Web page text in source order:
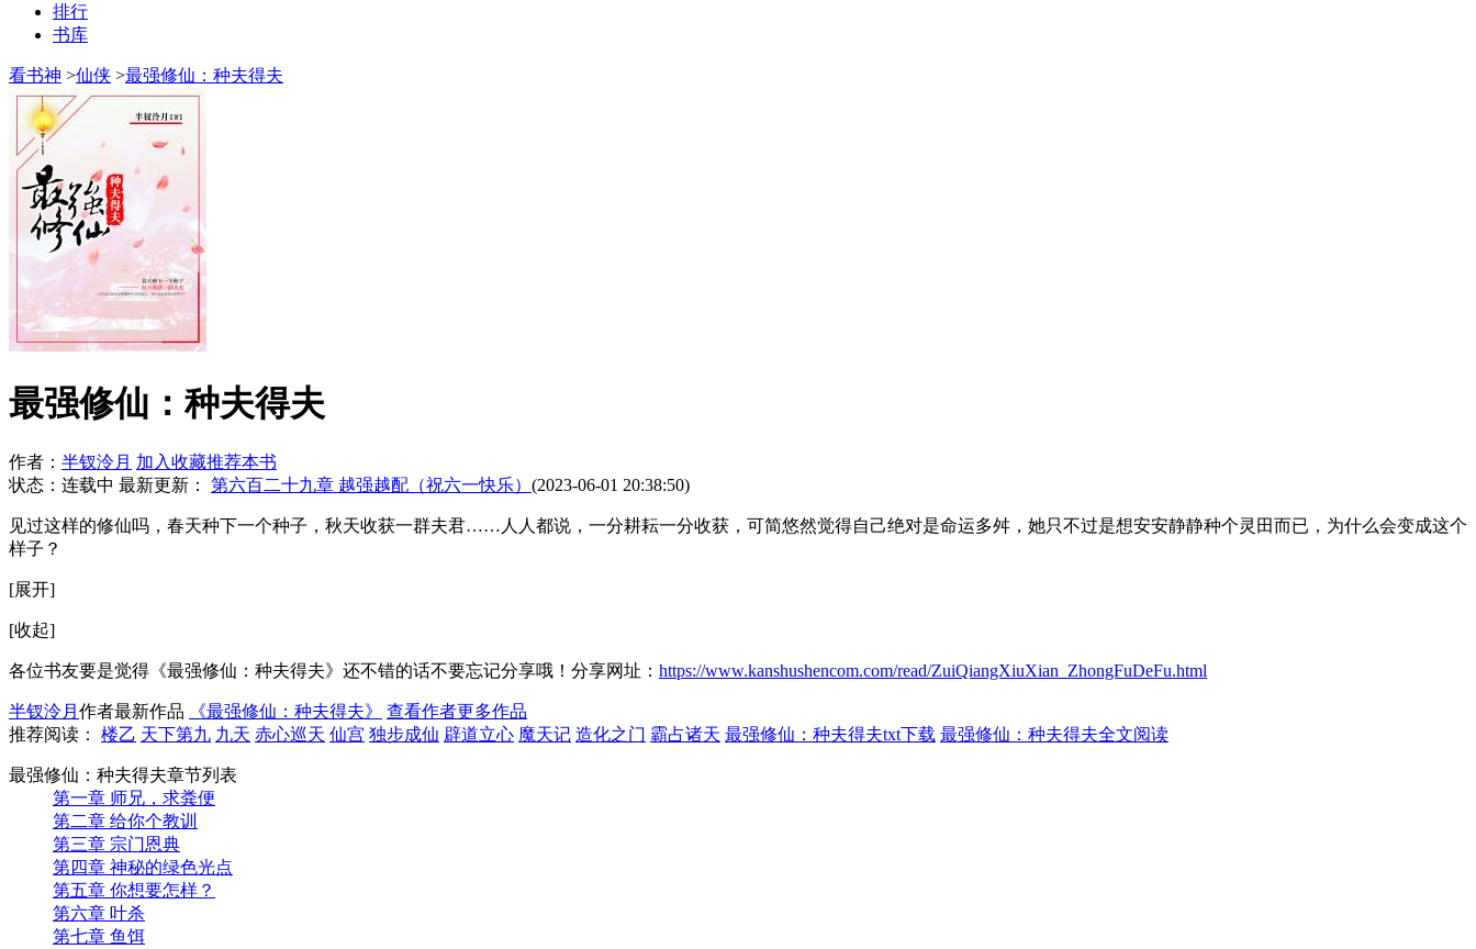
排行
书库
看书神 >仙侠 >最强修仙：种夫得夫
最强修仙：种夫得夫
作者： 半钗泠月 加入收藏推荐本书
状态：连载中 最新更新： 第六百二十九章 越强越配（祝六一快乐） (2023-06-01 20:38:50)
见过这样的修仙吗，春天种下一个种子，秋天收获一群夫君……人人都说，一分耕耘一分收获，可简悠然觉得自己绝对是命运多舛，她只不过是想安安静静种个灵田而已，为什么会变成这个
样子？
[展开]
[收起]
各位书友要是觉得《最强修仙：种夫得夫》还不错的话不要忘记分享哦！分享网址： https://www.kanshushencom.com/read/ZuiQiangXiuXian_ZhongFuDeFu.html
半钗泠月 作者最新作品 《最强修仙：种夫得夫》
查看作者更多作品
推荐阅读： 楼乙 天下第九 九天 赤心巡天 仙宫 独步成仙 辟道立心 魔天记 造化之门 霸占诸天 最强修仙：种夫得夫txt下载 最强修仙：种夫得夫全文阅读
最强修仙：种夫得夫章节列表
第一章 师兄，求粪便
第二章 给你个教训
第三章 宗门恩典
第四章 神秘的绿色光点
第五章 你想要怎样？
第六章 叶杀
第七章 鱼饵